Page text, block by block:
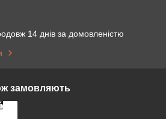
14 днів за домовленістю
замовляють